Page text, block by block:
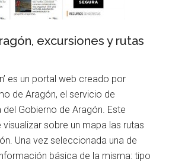
excursiones y rutas
es un portal web creado por
de Aragón, el servicio de
Gobierno de Aragón. Este
sobre un mapa las rutas
Una vez seleccionada una de
básica de la misma: tipo